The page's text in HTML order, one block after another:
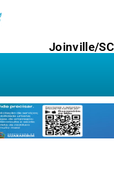
Joinville/SC